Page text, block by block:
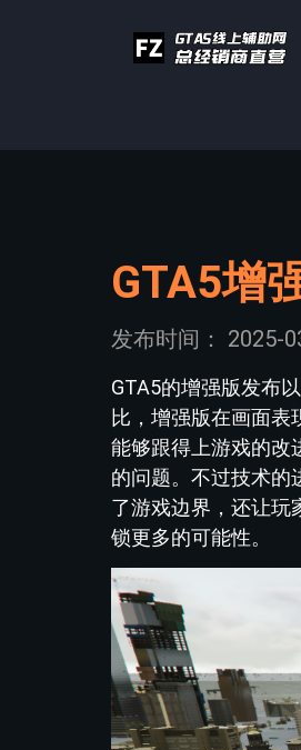
GTA5增
发布时间： 2025-
GTA5的增强版发布
比，增强版在画面
能够跟得上游戏的改
的问题。不过技术的
了游戏边界，还让玩
锁更多的可能性。